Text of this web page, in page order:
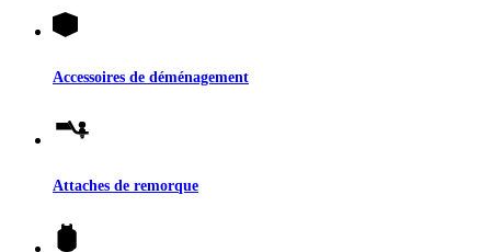
Accessoires de déménagement
Attaches de remorque